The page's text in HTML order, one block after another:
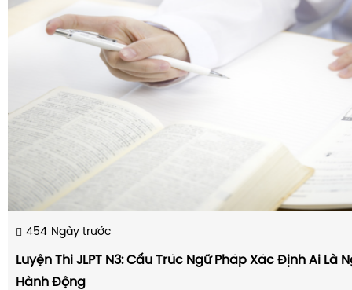
454 Ngày trước
Luyện Thi JLPT N3: Cấu Trúc Ngữ Pháp Xác Định Ai Là
Hành Động